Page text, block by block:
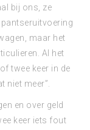
bij ons, ze
pantseruitvoering
maar het
Al het
twee keer in de
niet meer”.
en over geld
keer iets fout